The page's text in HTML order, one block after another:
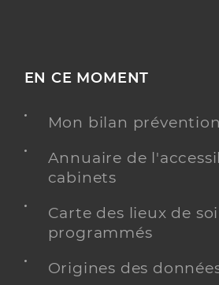
EN CE MOMENT
Mon bilan prévention
Annuaire de
cabinets
Carte des lieux de
programmés
Origines des